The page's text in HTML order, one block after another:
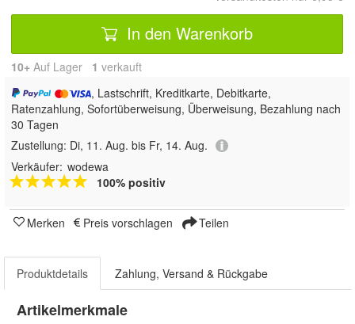
In den Warenkorb
10+ Auf Lager 1 verkauft
, Lastschrift, Kreditkarte, Debitkarte,
Ratenzahlung, Sofortüberweisung, Überweisung, Bezahlung nach
30 Tagen
Zustellung: Di, 11. Aug. bis Fr, 14. Aug.
Verkäufer: wodewa
100% positiv
Merken Preis vorschlagen Teilen
Produktdetails Zahlung, Versand & Rückgabe
Artikelmerkmale